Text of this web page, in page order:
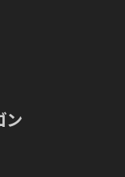
ン